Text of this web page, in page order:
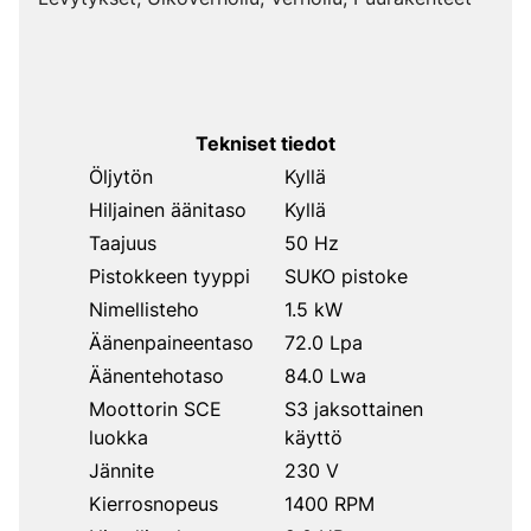
Tekniset tiedot
Öljytön
Kyllä
Hiljainen äänitaso
Kyllä
Taajuus
50 Hz
Pistokkeen tyyppi
SUKO pistoke
Nimellisteho
1.5 kW
Äänenpaineentaso
72.0 Lpa
Äänentehotaso
84.0 Lwa
Moottorin SCE
luokka
S3 jaksottainen
käyttö
Jännite
230 V
Kierrosnopeus
1400 RPM